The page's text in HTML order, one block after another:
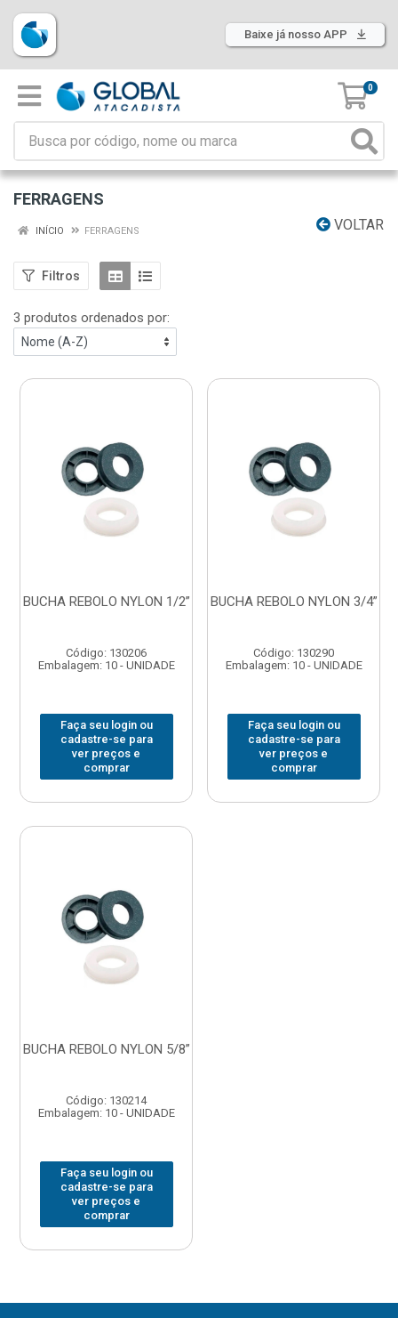
Baixe já nosso APP
0
FERRAGENS
VOLTAR
INÍCIO FERRAGENS
Filtros
3 produtos ordenados por:
BUCHA REBOLO NYLON 1/2”
Código: 130206
Embalagem: 10 - UNIDADE
Faça seu login ou
cadastre-se para
ver preços e
comprar
BUCHA REBOLO NYLON 3/4”
Código: 130290
Embalagem: 10 - UNIDADE
Faça seu login ou
cadastre-se para
ver preços e
comprar
BUCHA REBOLO NYLON 5/8”
Código: 130214
Embalagem: 10 - UNIDADE
Faça seu login ou
cadastre-se para
ver preços e
comprar